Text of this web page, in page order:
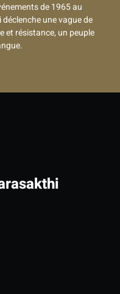
de 1965 au
une vague de
et résistance, un peuple